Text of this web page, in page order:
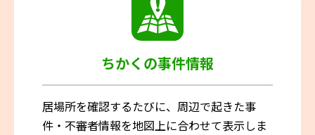
ちかくの事件情報
居場所を確認するたびに、周辺で起きた事
件・不審者情報を地図上に合わせて表示しま